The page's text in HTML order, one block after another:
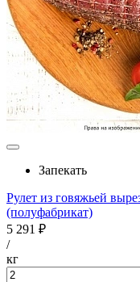
Запекать
Рулет из говяжьей
(полуфабрикат)
5 291 ₽
/
кг